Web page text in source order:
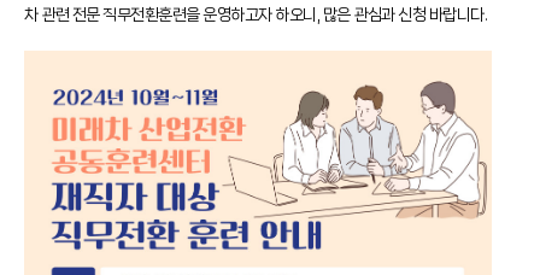
차 관련 전문 직무전환훈련을 운영하고자 하오니, 많은 관심과 신청 바랍니다.